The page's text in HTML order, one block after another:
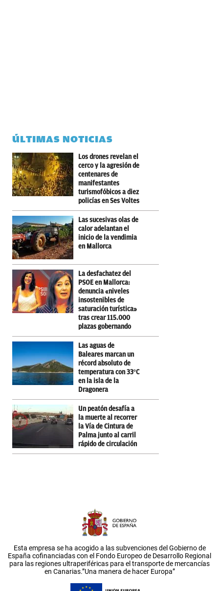
ÚLTIMAS NOTICIAS
Los drones revelan el
cerco y la agresión de
centenares de
manifestantes
turismofóbicos a diez
policías en Ses Voltes
Las sucesivas olas de
calor adelantan el
inicio de la vendimia
en Mallorca
La desfachatez del
PSOE en Mallorca:
denuncia «niveles
insostenibles de
saturación turística»
tras crear 115.000
plazas gobernando
Las aguas de
Baleares marcan un
récord absoluto de
temperatura con 33ºC
en la isla de la
Dragonera
Un peatón desafía a
la muerte al recorrer
la Vía de Cintura de
Palma junto al carril
rápido de circulación
Esta empresa se ha acogido a las subvenciones del Gobierno de
España cofinanciadas con el Fondo Europeo de Desarrollo Regional
para las regiones ultraperiféricas para el transporte de mercancías
en Canarias.”Una manera de hacer Europa”